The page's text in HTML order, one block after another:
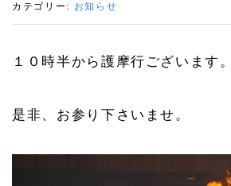
カテゴリー: お知らせ
１０時半から護摩行ございます。
是非、お参り下さいませ。